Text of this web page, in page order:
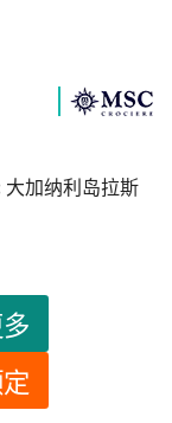
大加纳利岛拉斯